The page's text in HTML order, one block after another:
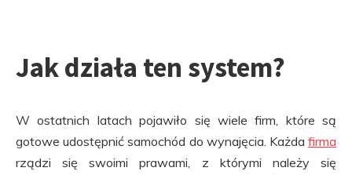
Jak działa ten system?
W ostatnich latach pojawiło się wiele firm, które są
gotowe udostępnić samochód do wynajęcia. Każda firma
rządzi się swoimi prawami, z którymi należy się